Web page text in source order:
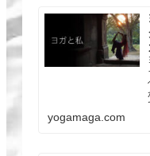
yogamaga.com